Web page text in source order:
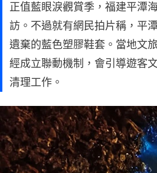
正值藍眼淚觀賞季，福建平潭
訪。不過就有網民拍片稱，平
遺棄的藍色塑膠鞋套。當地文
經成立聯動機制，會引導遊客
清理工作。